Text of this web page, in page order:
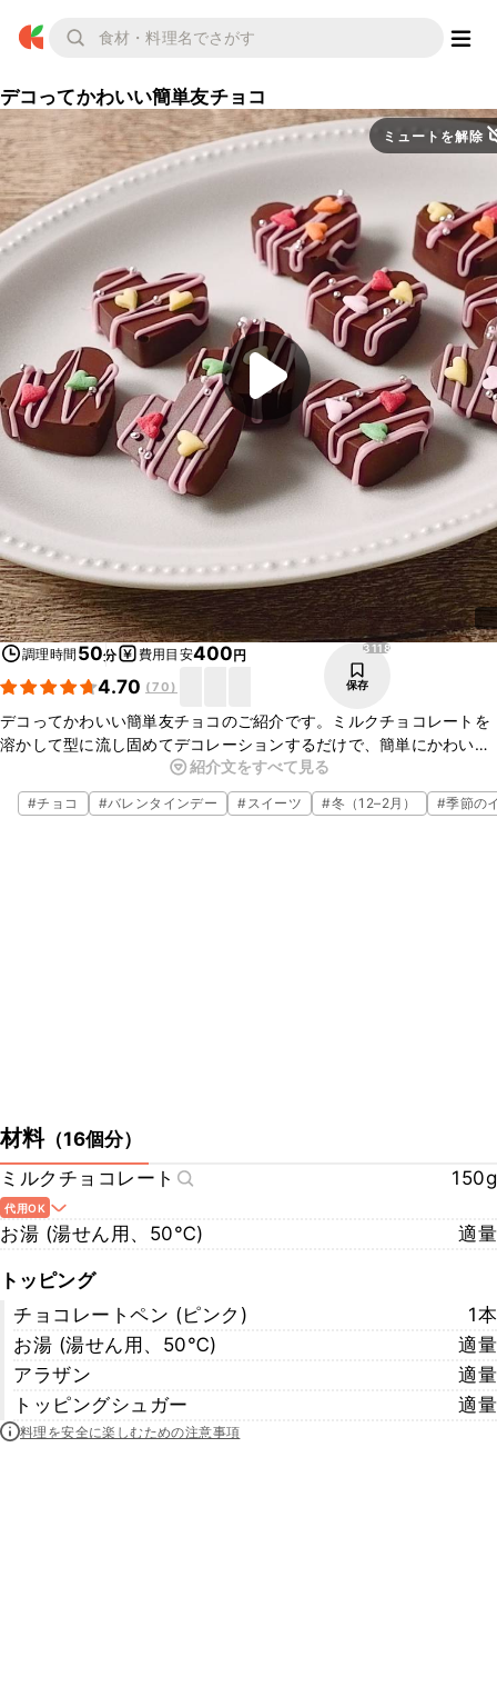
デコってかわいい簡単友チョコ
ミュートを解除
調理時間 50分 費用目安400円
4.70 (70)
3118
保存
デコってかわいい簡単友チョコのご紹介です。ミルクチョコレートを
溶かして型に流し固めてデコレーションするだけで、簡単にかわいい
デコレーションチョコレートができあがります。一気にたくさん作る
ことができますので、友チョコにもピッタリです。
紹介文をすべて見る
#チョコ #バレンタインデー #スイーツ #冬（12–2月） #季節の
材料（16個分）
ミルクチョコレート
150g
代用OK
お湯 (湯せん用、50℃) 適量
トッピング
チョコレートペン (ピンク)
1本
お湯 (湯せん用、50℃)
適量
アラザン
適量
トッピングシュガー
適量
料理を安全に楽しむための注意事項